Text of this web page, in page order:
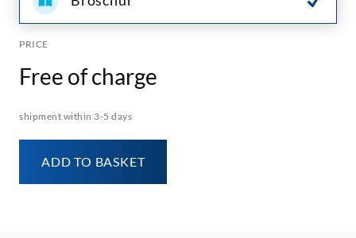
PRICE
Free of charge
shipment within 3-5 days
ADD TO BASKET